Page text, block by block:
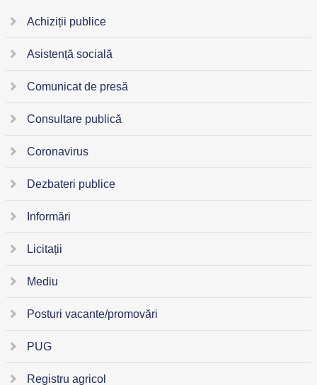
Achiziții publice
Asistență socială
Comunicat de presă
Consultare publică
Coronavirus
Dezbateri publice
Informări
Licitații
Mediu
Posturi vacante/promovări
PUG
Registru agricol